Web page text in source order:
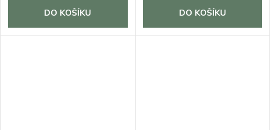
DO KOŠÍKU DO KOŠÍKU